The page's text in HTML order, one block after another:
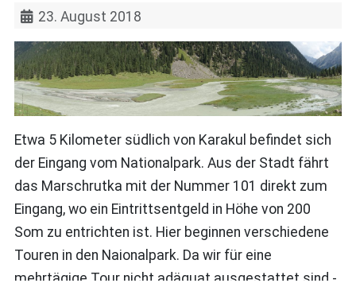
23. August 2018
Etwa 5 Kilometer südlich von Karakul befindet sich
der Eingang vom Nationalpark. Aus der Stadt fährt
das Marschrutka mit der Nummer 101 direkt zum
Eingang, wo ein Eintrittsentgeld in Höhe von 200
Som zu entrichten ist. Hier beginnen verschiedene
Touren in den Naionalpark. Da wir für eine
mehrtägige Tour nicht adäquat ausgestattet sind -